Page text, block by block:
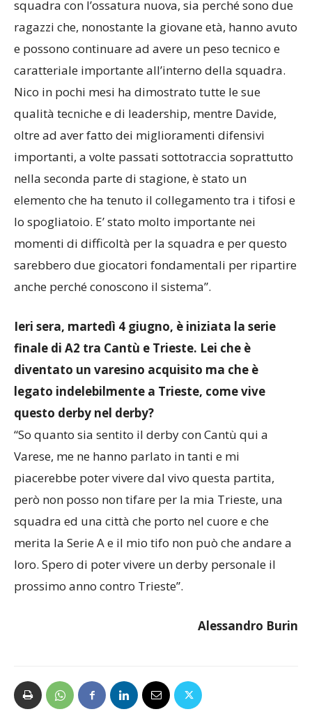
squadra con l’ossatura nuova, sia perché sono due
ragazzi che, nonostante la giovane età, hanno avuto
e possono continuare ad avere un peso tecnico e
caratteriale importante all’interno della squadra.
Nico in pochi mesi ha dimostrato tutte le sue
qualità tecniche e di leadership, mentre Davide,
oltre ad aver fatto dei miglioramenti difensivi
importanti, a volte passati sottotraccia soprattutto
nella seconda parte di stagione, è stato un
elemento che ha tenuto il collegamento tra i tifosi e
lo spogliatoio. E’ stato molto importante nei
momenti di difficoltà per la squadra e per questo
sarebbero due giocatori fondamentali per ripartire
anche perché conoscono il sistema”.
Ieri sera, martedì 4 giugno, è iniziata la serie
finale di A2 tra Cantù e Trieste. Lei che è
diventato un varesino acquisito ma che è
legato indelebilmente a Trieste, come vive
questo derby nel derby?
“So quanto sia sentito il derby con Cantù qui a
Varese, me ne hanno parlato in tanti e mi
piacerebbe poter vivere dal vivo questa partita,
però non posso non tifare per la mia Trieste, una
squadra ed una città che porto nel cuore e che
merita la Serie A e il mio tifo non può che andare a
loro. Spero di poter vivere un derby personale il
prossimo anno contro Trieste”.
Alessandro Burin